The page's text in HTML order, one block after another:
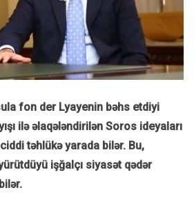
fon der Lyayenin bəhs etdiyi
ilə əlaqələndirilən Soros ideyaları
təhlükə yarada bilər. Bu,
işğalçı siyasət qədər